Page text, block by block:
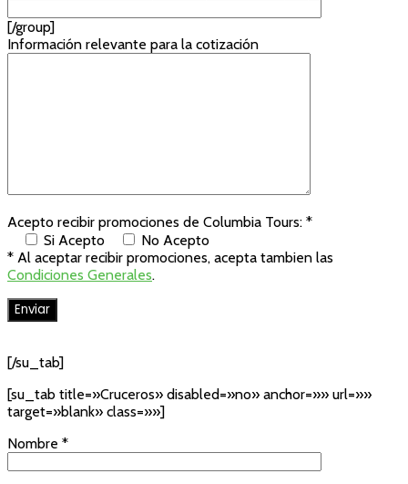
[/group]
Información relevante para la cotización
Acepto recibir promociones de Columbia Tours: *
Si Acepto
No Acepto
* Al aceptar recibir promociones, acepta tambien las
Condiciones Generales.
[/su_tab]
[su_tab title=»Cruceros» disabled=»no» anchor=»» url=»»
target=»blank» class=»»]
Nombre *